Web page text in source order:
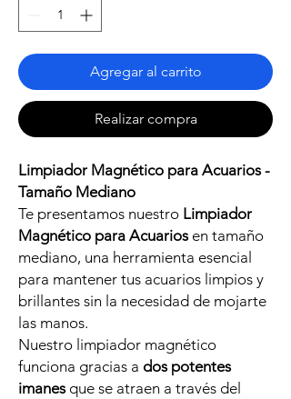
Agregar al carrito
Realizar compra
Limpiador Magnético para Acuarios -
Tamaño Mediano
Te presentamos nuestro Limpiador
Magnético para Acuariosen tamaño
mediano, una herramienta esencial
para mantener tus acuarios limpios y
brillantes sin la necesidad de mojarte
las manos.
Nuestro limpiador magnético
funciona gracias a dos potentes
imanesque se atraen a través del